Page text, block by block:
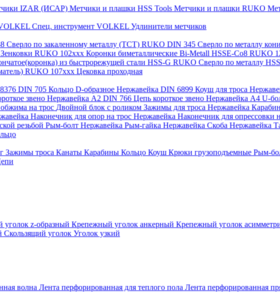
IZAR (ИСАР) Метчики и плашки HSS Tools Метчики и плашки RUKO
Спец. инструмент VOLKEL Удлинители метчиков
Сверло по закаленному металлу (ТСТ) RUKO DIN 345 Сверло по металлу
Зенковки RUKO 102xxx Коронки биметаллические Bi-Metall HSSE-Co8 RUKO
из быстрорежущей стали HSS-G RUKO Сверло по металлу
RUKO 107xxx Цековка проходная
DIN 705 Кольцо D-образное Нержавейка DIN 6899 Коуш для троса
звено Нержавейка A2 DIN 766 Цепь короткое звено Нержавейка А4 U-
на трос Двойной блок с роликом Зажимы для троса Нержавейка
Наконечник для опор на трос Нержавейка Наконечник для опрессовки
резьбой Рым-болт Нержавейка Рым-гайка Нержавейка Скоба Нержавейка
Зажимы троса Канаты Карабины Кольцо Коуш Крюки грузоподъемные Рым-
z-образный Крепежный уголок анкерный Крепежный уголок
Скользящий уголок Уголок узкий
волна Лента перфорированная для теплого пола Лента перфорированная